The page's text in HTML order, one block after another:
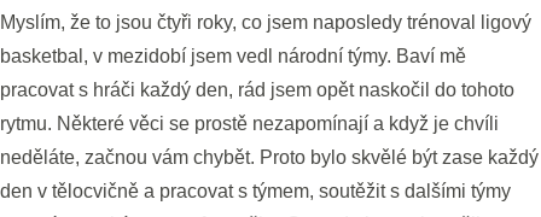
Myslím, že to jsou čtyři roky, co jsem naposledy trénoval ligový
basketbal, v mezidobí jsem vedl národní týmy. Baví mě
pracovat s hráči každý den, rád jsem opět naskočil do tohoto
rytmu. Některé věci se prostě nezapomínají a když je chvíli
neděláte, začnou vám chybět. Proto bylo skvělé být zase každý
den v tělocvičně a pracovat s týmem, soutěžit s dalšími týmy